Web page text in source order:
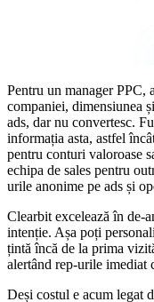
Pentru un manager PPC,
companiei, dimensiunea
ads, dar nu convertesc.
informația asta, astfel
pentru conturi valoroase
echipa de sales pentru
urile anonime pe ads și
Clearbit excelează în de-
intenție. Așa poți
țintă încă de la prima
alertând rep-urile imediat
Deși costul e acum legat